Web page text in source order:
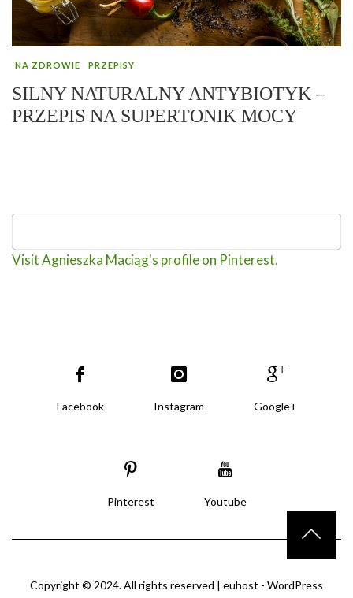
NA ZDROWIE PRZEPISY
SILNY NATURALNY ANTYBIOTYK –
PRZEPIS NA SUPERTONIK MOCY
Visit Agnieszka Maciąg's profile on Pinterest.
Facebook Instagram Google+
Pinterest Youtube
Copyright © 2024. All rights reserved | euhost - WordPress